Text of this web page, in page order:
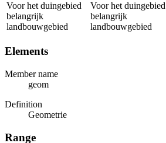
Voor het duingebied
belangrijk
landbouwgebied
Voor het duingebied
belangrijk
landbouwgebied
Elements
Member name
geom
Definition
Geometrie
Range